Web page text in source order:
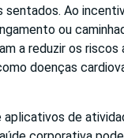
sentados. Ao
ou
a reduzir os riscos
doenças
aplicativos de